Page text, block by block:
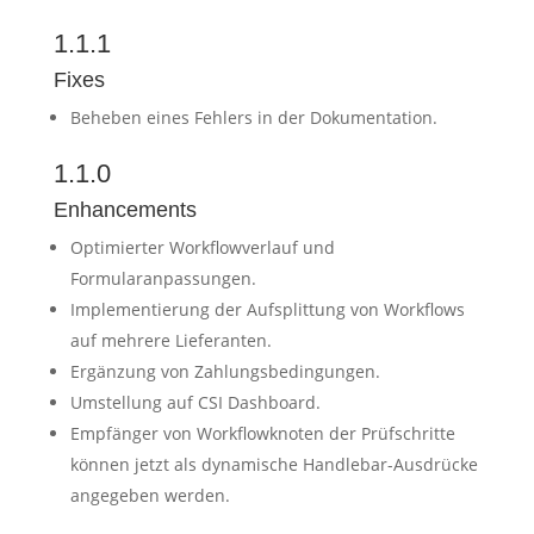
1.1.1
Fixes
Beheben eines Fehlers in der Dokumentation.
1.1.0
Enhancements
Optimierter Workflowverlauf und
Formularanpassungen.
Implementierung der Aufsplittung von Workflows
auf mehrere Lieferanten.
Ergänzung von Zahlungsbedingungen.
Umstellung auf CSI Dashboard.
Empfänger von Workflowknoten der Prüfschritte
können jetzt als dynamische Handlebar-Ausdrücke
angegeben werden.